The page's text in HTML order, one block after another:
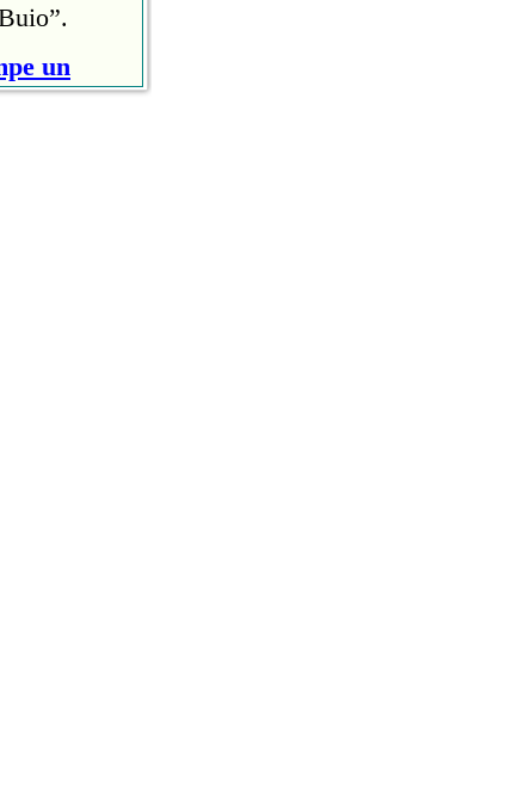
un